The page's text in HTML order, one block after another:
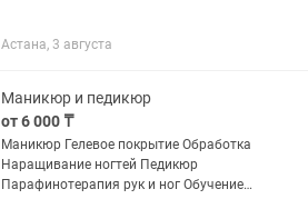
Астана, 3 августа
Маникюр и педикюр
от 6 000 ₸
Маникюр Гелевое покрытие Обработка
Наращивание ногтей Педикюр
Парафинотерапия рук и ног Обучение